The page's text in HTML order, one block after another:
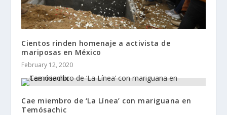
Cientos rinden homenaje a activista de
mariposas en México
February 12, 2020
Cae miembro de ‘La Línea’ con mariguana en
Temósachic